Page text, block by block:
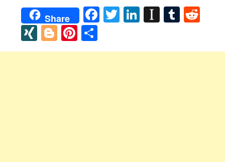
Share Facebook
Twitter
LinkedIn
XINGBloggerPinterest